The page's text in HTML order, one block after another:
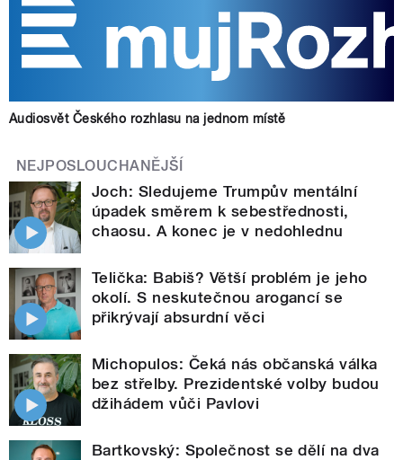
Audiosvět Českého rozhlasu na jednom místě
NEJPOSLOUCHANĚJŠÍ
Joch: Sledujeme Trumpův mentální
úpadek směrem k sebestřednosti,
chaosu. A konec je v nedohlednu
Telička: Babiš? Větší problém je jeho
okolí. S neskutečnou arogancí se
přikrývají absurdní věci
Michopulos: Čeká nás občanská válka
bez střelby. Prezidentské volby budou
džihádem vůči Pavlovi
Bartkovský: Společnost se dělí na dva